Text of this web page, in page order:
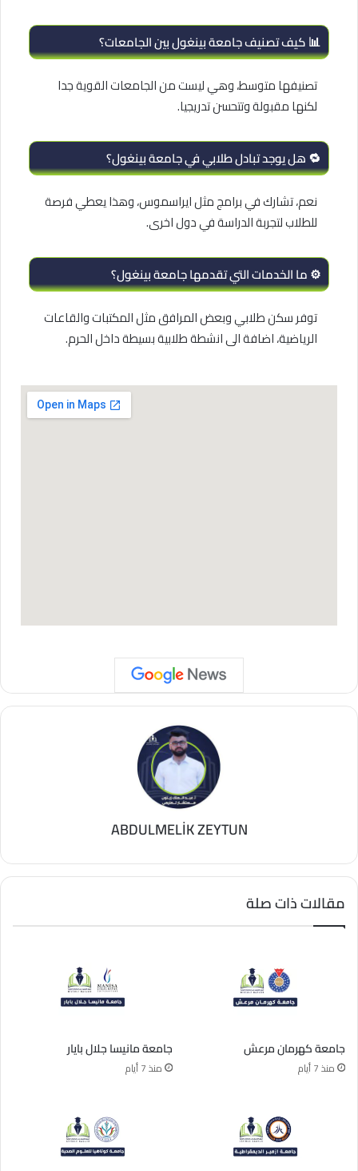
📊 كيف تصنيف جامعة بينغول بين الجامعات؟
تصنيفها متوسط، وهي ليست من الجامعات القوية جدا
لكنها مقبولة وتتحسن تدريجيا.
🔁 هل يوجد تبادل طلابي في جامعة بينغول؟
نعم، تشارك في برامج مثل ايراسموس، وهذا يعطي فرصة
للطلاب لتجربة الدراسة في دول اخرى.
⚙️ ما الخدمات التي تقدمها جامعة بينغول؟
توفر سكن طلابي وبعض المرافق مثل المكتبات والقاعات
الرياضية، اضافة الى انشطة طلابية بسيطة داخل الحرم.
ABDULMELİK ZEYTUN
مقالات ذات صلة
جامعة كهرمان مرعش
منذ 7 أيام
جامعة مانيسا جلال بايار
منذ 7 أيام